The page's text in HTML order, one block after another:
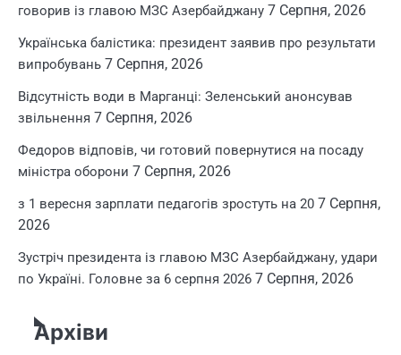
говорив із главою МЗС Азербайджану 7 Серпня, 2026
Українська балістика: президент заявив про результати
випробувань 7 Серпня, 2026
Відсутність води в Марганці: Зеленський анонсував
звільнення 7 Серпня, 2026
Федоров відповів, чи готовий повернутися на посаду
міністра оборони 7 Серпня, 2026
з 1 вересня зарплати педагогів зростуть на 20 7 Серпня,
2026
Зустріч президента із главою МЗС Азербайджану, удари
по Україні. Головне за 6 серпня 2026 7 Серпня, 2026
Архіви